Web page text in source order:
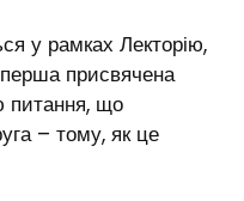
у рамках Лекторію,
присвячена
питання, що
– тому, як це